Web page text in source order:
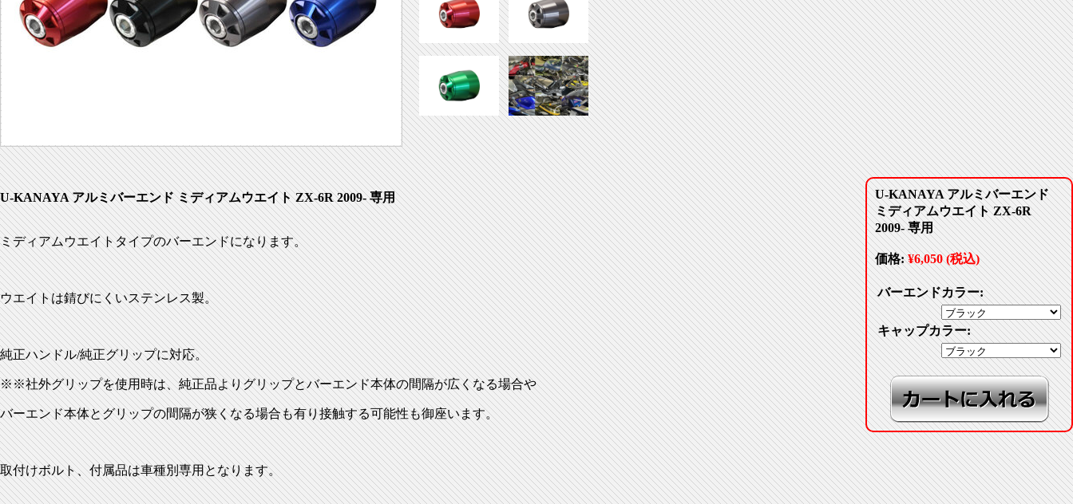
U-KANAYA アルミバーエンド ミディアムウエイト ZX-6R 2009- 専用
ミディアムウエイトタイプのバーエンドになります。
ウエイトは錆びにくいステンレス製。
純正ハンドル/純正グリップに対応。
※※社外グリップを使用時は、純正品よりグリップとバーエンド本体の間隔が広くなる場合や
バーエンド本体とグリップの間隔が狭くなる場合も有り接触する可能性も御座います。
取付けボルト、付属品は車種別専用となります。
U-KANAYA アルミバーエンド
ミディアムウエイト ZX-6R
2009- 専用
価格:¥6,050 (税込)
バーエンドカラー:
キャップカラー: